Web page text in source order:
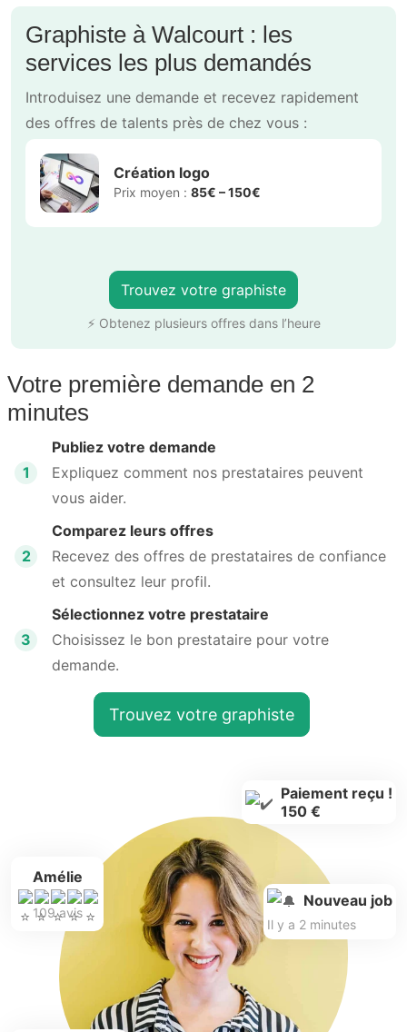
Graphiste à Walcourt : les
services les plus demandés
Introduisez une demande et recevez rapidement
des offres de talents près de chez vous :
Création logo
Prix moyen : 85€ – 150€
Trouvez votre graphiste
⚡ Obtenez plusieurs offres dans l’heure
Votre première demande en 2
minutes
1
Publiez votre demande
Expliquez comment nos prestataires peuvent
vous aider.
2
Comparez leurs offres
Recevez des offres de prestataires de confiance
et consultez leur profil.
3
Sélectionnez votre prestataire
Choisissez le bon prestataire pour votre
demande.
Trouvez votre graphiste
Amélie
109 avis
Paiement reçu !
150 €
Nouveau job
Il y a 2 minutes